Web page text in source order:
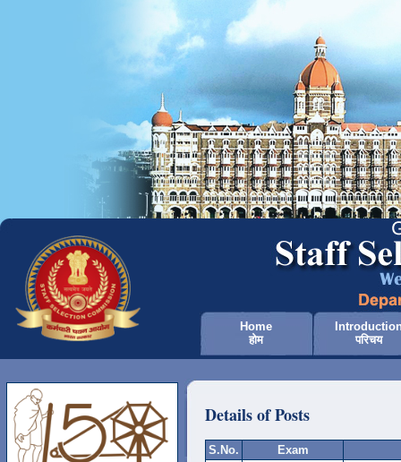
Home
होम
परिचय
Details of Posts
S.No. Exam